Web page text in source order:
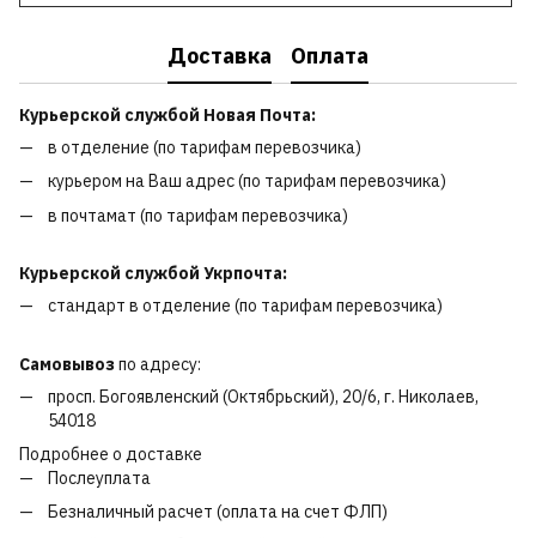
Доставка Оплата
Курьерской службой Новая Почта:
в отделение (по тарифам перевозчика)
курьером на Ваш адрес (по тарифам перевозчика)
в почтамат (по тарифам перевозчика)
Курьерской службой Укрпочта:
стандарт в отделение (по тарифам перевозчика)
Самовывозпо адресу:
просп. Богоявленский (Октябрьский), 20/6, г. Николаев,
54018
Подробнее о доставке
Послеуплата
Безналичный расчет (оплата на счет ФЛП)